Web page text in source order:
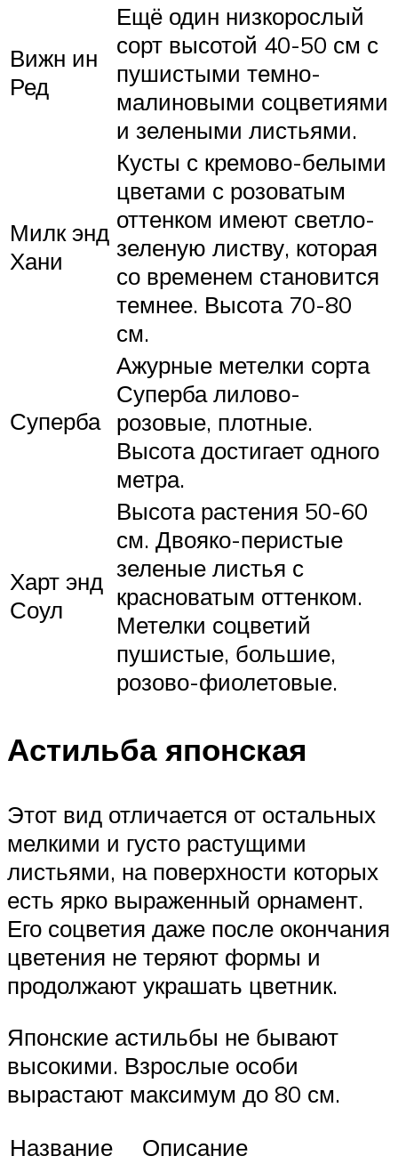
Вижн ин
Ред
Ещё один низкорослый
сорт высотой 40-50 см с
пушистыми темно-
малиновыми соцветиями
и зелеными листьями.
Милк энд
Хани
Кусты с кремово-белыми
цветами с розоватым
оттенком имеют светло-
зеленую листву, которая
со временем становится
темнее. Высота 70-80
см.
Суперба
Ажурные метелки сорта
Суперба лилово-
розовые, плотные.
Высота достигает одного
метра.
Харт энд
Соул
Высота растения 50-60
см. Двояко-перистые
зеленые листья с
красноватым оттенком.
Метелки соцветий
пушистые, большие,
розово-фиолетовые.
Астильба японская
Этот вид отличается от остальных
мелкими и густо растущими
листьями, на поверхности которых
есть ярко выраженный орнамент.
Его соцветия даже после окончания
цветения не теряют формы и
продолжают украшать цветник.
Японские астильбы не бывают
высокими. Взрослые особи
вырастают максимум до 80 см.
Название
Описание